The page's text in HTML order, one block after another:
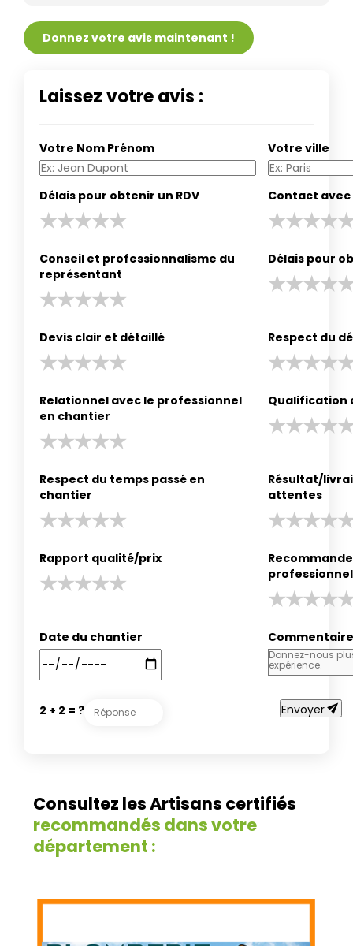
Donnez votre avis maintenant !
Laissez votre avis :
Votre Nom Prénom Votre ville
Délais pour obtenir un RDV Contact
Conseil et professionnalisme du
représentant
Délais pour
Devis clair et détaillé Respect du
Relationnel avec le professionnel
en chantier
Qualification
Respect du temps passé en
chantier
Résultat/
attentes
Rapport qualité/prix
professionnel
Date du chantier Commentaire
2 + 2 = ? Envoyersend
Consultez les Artisans certifiés
recommandés dans votre
département :